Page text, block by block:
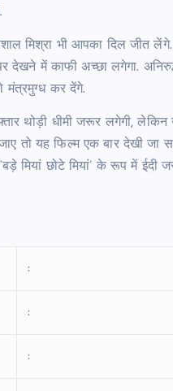
मिश्रा भी आपका दिल जीत
देखने में काफी अच्छा लगेगा.
मंत्रमुग्ध कर देंगे.
थोड़ी धीमी जरूर लगेगी,
तो यह फिल्म एक बार देखी
मियां छोटे मियां’ के रूप में ईदी
:
:
: